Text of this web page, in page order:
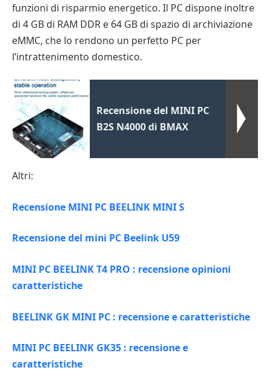
funzioni di risparmio energetico. Il PC dispone inoltre
di 4 GB di RAM DDR e 64 GB di spazio di archiviazione
eMMC, che lo rendono un perfetto PC per
l’intrattenimento domestico.
Recensione del MINI PC
B2S N4000 di BMAX
Altri:
Recensione MINI PC BEELINK MINI S
Recensione del mini PC Beelink U59
MINI PC BEELINK T4 PRO : recensione opinioni
caratteristiche
BEELINK GK MINI PC : recensione e caratteristiche
MINI PC BEELINK GK35 : recensione e
caratteristiche